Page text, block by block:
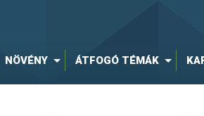
NÖVÉNY ÁTFOGÓ TÉMÁK